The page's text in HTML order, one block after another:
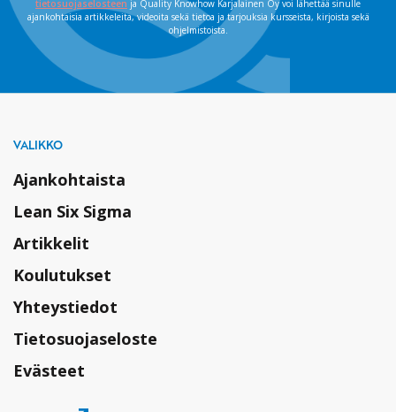
tietosuojaselosteen ja Quality Knowhow Karjalainen Oy voi lähettää sinulle
ajankohtaisia artikkeleita, videoita sekä tietoa ja tarjouksia kursseista, kirjoista sekä
ohjelmistoista.
VALIKKO
Ajankohtaista
Lean Six Sigma
Artikkelit
Koulutukset
Yhteystiedot
Tietosuojaseloste
Evästeet